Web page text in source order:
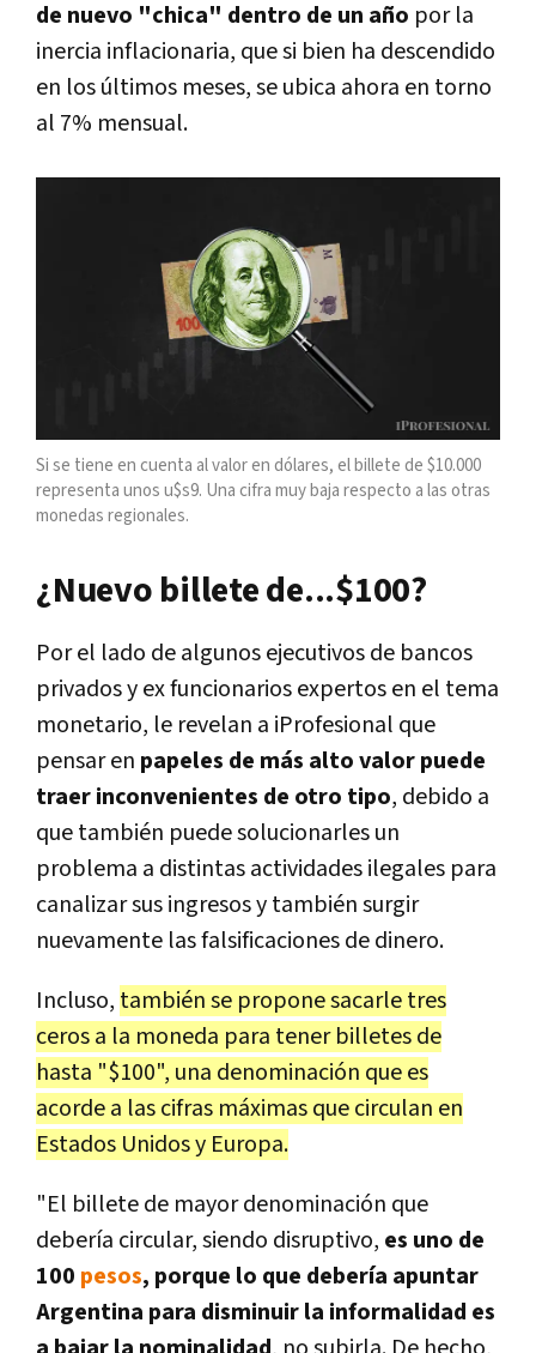
de nuevo "chica" dentro de un año por la
inercia inflacionaria, que si bien ha descendido
en los últimos meses, se ubica ahora en torno
al 7% mensual.
Si se tiene en cuenta al valor en dólares, el billete de $10.000
representa unos u$s9. Una cifra muy baja respecto a las otras
monedas regionales.
¿Nuevo billete de...$100?
Por el lado de algunos ejecutivos de bancos
privados y ex funcionarios expertos en el tema
monetario, le revelan a iProfesional que
pensar en papeles de más alto valor puede
traer inconvenientes de otro tipo, debido a
que también puede solucionarles un
problema a distintas actividades ilegales para
canalizar sus ingresos y también surgir
nuevamente las falsificaciones de dinero.
Incluso, también se propone sacarle tres
ceros a la moneda para tener billetes de
hasta "$100", una denominación que es
acorde a las cifras máximas que circulan en
Estados Unidos y Europa.
"El billete de mayor denominación que
debería circular, siendo disruptivo, es uno de
100 pesos, porque lo que debería apuntar
Argentina para disminuir la informalidad es